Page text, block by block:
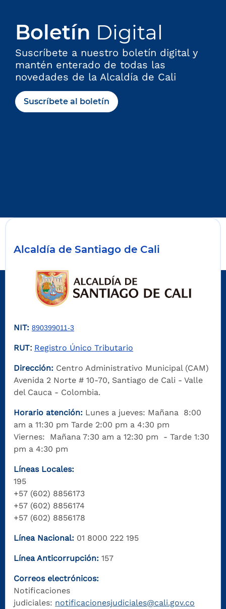
Boletín Digital
Suscríbete a nuestro boletín digital y
mantén enterado de todas las
novedades de la Alcaldía de Cali
Suscríbete al boletín
Alcaldía de Santiago de Cali
NIT: 890399011-3
RUT: Registro Único Tributario
Dirección: Centro Administrativo Municipal (CAM)
Avenida 2 Norte # 10-70, Santiago de Cali - Valle
del Cauca - Colombia.
Horario atención: Lunes a jueves: Mañana 8:00
am a 11:30 pm Tarde 2:00 pm a 4:30 pm
Viernes: Mañana 7:30 am a 12:30 pm - Tarde 1:30
pm a 4:30 pm
Líneas Locales:
195
+57 (602) 8856173
+57 (602) 8856174
+57 (602) 8856178
Línea Nacional: 01 8000 222 195
Línea Anticorrupción: 157
Correos electrónicos:
Notificaciones
judiciales: notificacionesjudiciales@cali.gov.co